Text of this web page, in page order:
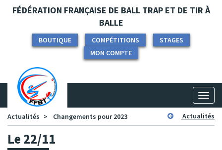
Panneau de gestion des cookies
FÉDÉRATION FRANÇAISE DE BALL TRAP ET DE TIR À
BALLE
BOUTIQUE COMPÉTITIONS
STAGES
MON COMPTE
Actualités
Changements pour 2023 Actualités
Le 22/11